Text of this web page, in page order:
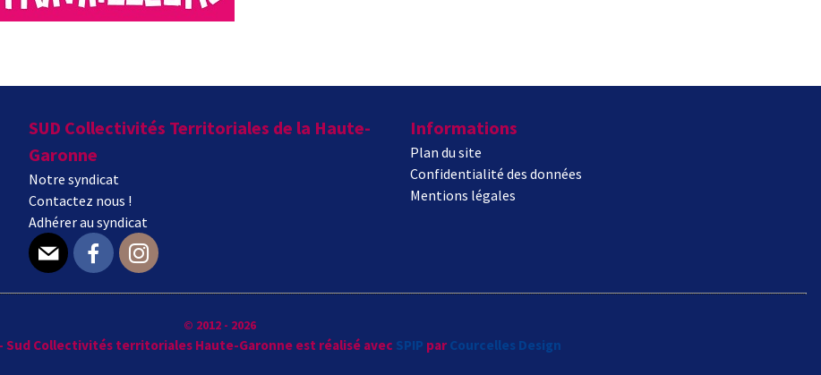
SUD Collectivités Territoriales de la Haute-
Garonne
Notre syndicat
Contactez nous !
Adhérer au syndicat
Informations
Plan du site
Confidentialité des données
Mentions légales
© 2012 - 2026
Sud Collectivités territoriales Haute-Garonne est réalisé avec SPIP par Courcelles Design